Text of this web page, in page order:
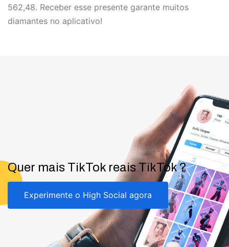
562,48. Receber esse presente garante muitos
diamantes no aplicativo!
Quer mais TikTok reais TikTok ?
Experimente o High Social agora